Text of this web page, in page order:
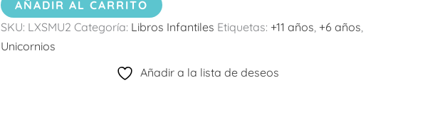
AÑADIR AL CARRITO
SKU: LXSMU2 Categoría: Libros Infantiles Etiquetas: +11 años +6 años
Unicornios
Añadir a la lista de deseos